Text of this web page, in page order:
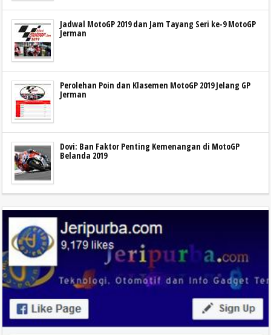
Jadwal MotoGP 2019 dan Jam Tayang Seri ke-9 MotoGP
Jerman
Perolehan Poin dan Klasemen MotoGP 2019 Jelang GP
Jerman
Dovi: Ban Faktor Penting Kemenangan di MotoGP
Belanda 2019